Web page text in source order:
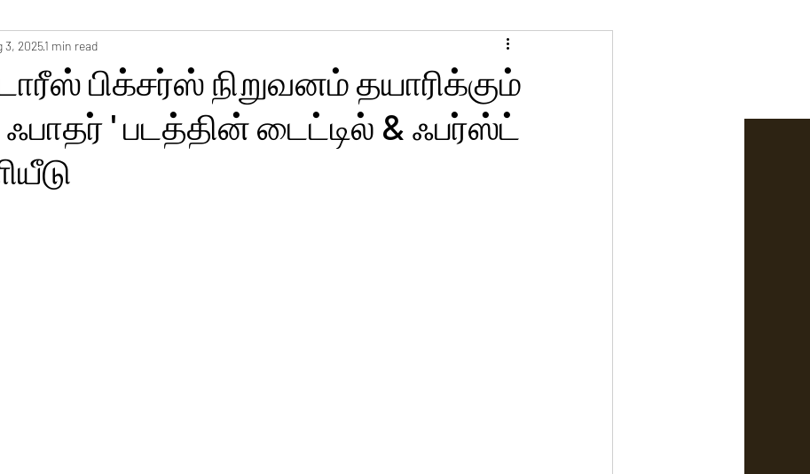
Events Gallery actors gallery
பிக்சர்ஸ் நிறுவனம் தயாரிக்கும்
' படத்தின் டைட்டில் & ஃபர்ஸ்ட்
3, 20251 min read